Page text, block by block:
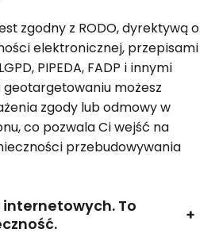
zgodny z RODO, dyrektywą o
elektronicznej, przepisami
PIPEDA, FADP i innymi
możesz
zgody lub odmowy w
co pozwala Ci wejść na
przebudowywania
internetowych. To
+